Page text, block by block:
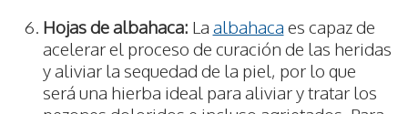
Hojas de albahaca: La albahaca es capaz de
acelerar el proceso de curación de las heridas
y aliviar la sequedad de la piel, por lo que
será una hierba ideal para aliviar y tratar los